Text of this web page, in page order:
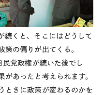
続くと、そこにはどうして
策の偏りが出てくる。
党政権が続いた後でし
があったと考えられます。
ときに政策が変わるのかを